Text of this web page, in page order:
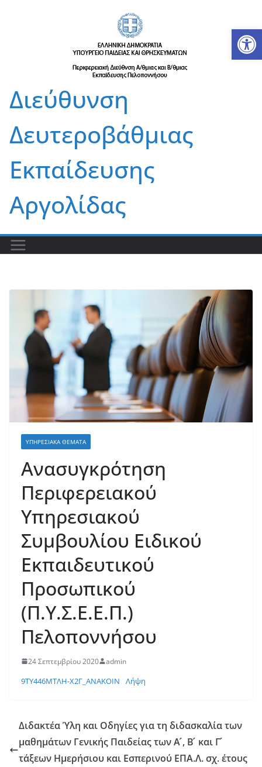
Διεύθυνση
Δευτεροβάθμιας
Εκπαίδευσης
Αργολίδας
ΥΠΗΡΕΣΙΑΚΆ ΘΈΜΑΤΑ
Ανασυγκρότηση
Περιφερειακού
Υπηρεσιακού
Συμβουλίου Ειδικού
Εκπαιδευτικού
Προσωπικού
(Π.Υ.Σ.Ε.Ε.Π.)
Πελοποννήσου
24 Σεπτεμβρίου 2020 admin
9ΤΥ446ΜΤΛΗ-Χ2Γ_ΑΝΑΚΟΙΝ Λήψη
Διδακτέα Ύλη και Οδηγίες για τη διδασκαλία των
μαθημάτων Γενικής Παιδείας των Α ́, Β ́ και Γ ́
τάξεων Ημερήσιου και Εσπερινού ΕΠΑ.Λ. σχ. έτους